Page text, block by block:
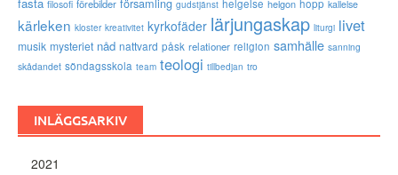
filosofi förebilder gudstjänst helgelse helgon hopp kallelse
kärleken kloster kreativitet kyrkofäder lärjungaskap liturgi livet
musik mysteriet nåd nattvard påsk relationer religion samhälle sanning
skådandet söndagsskola team teologi tillbedjan tro
INLÄGGSARKIV
2021